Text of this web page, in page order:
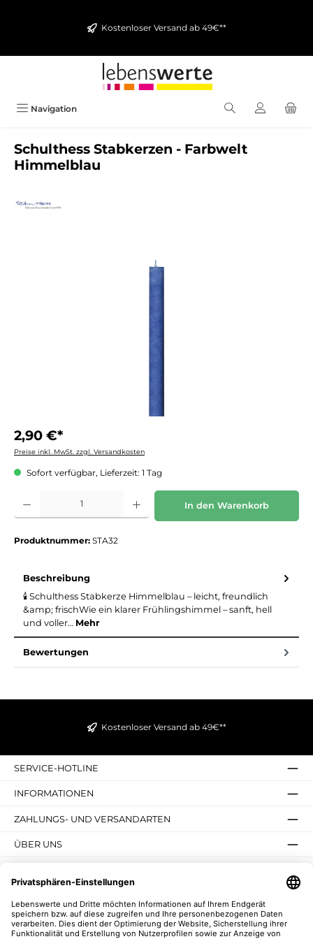
Kostenloser Versand ab 49€**
Navigation
Schulthess Stabkerzen - Farbwelt
Himmelblau
2,90 €*
Preise inkl. MwSt. zzgl. Versandkosten
Sofort verfügbar, Lieferzeit: 1 Tag
Produkt Anzahl: Gib den gewünschten Wert ein oder benutze die Schaltflächen um
In den Warenkorb
Produktnummer: STA32
Beschreibung
🕯️ Schulthess Stabkerze Himmelblau – leicht, freundlich
&amp; frischWie ein klarer Frühlingshimmel – sanft, hell
und voller… Mehr
Bewertungen
Kostenloser Versand ab 49€**
SERVICE-HOTLINE
INFORMATIONEN
ZAHLUNGS- UND VERSANDARTEN
ÜBER UNS
NEWSLETTER